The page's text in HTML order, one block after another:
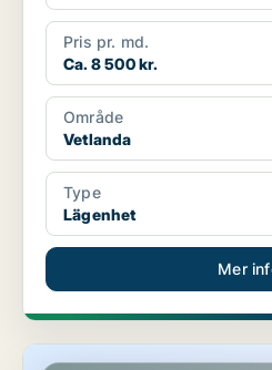
Pris pr. md.
Ca. 8 500 kr.
Område
Vetlanda
Type
Lägenhet
Mer
Lägenhet i Vetlanda